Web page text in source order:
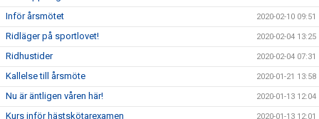
Inför årsmötet 2020-02-10 09:51
Ridläger på sportlovet! 2020-02-04 13:25
Ridhustider 2020-02-04 07:31
Kallelse till årsmöte 2020-01-21 13:58
Nu är äntligen våren här! 2020-01-13 12:04
Kurs inför hästskötarexamen 2020-01-13 12:01